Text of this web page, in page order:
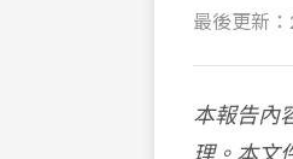
最後更新：
本報告內
理。本文